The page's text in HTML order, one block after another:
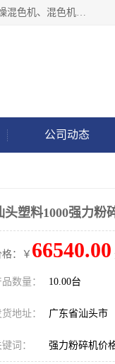
汕头经济特区震龙塑料机械有限公司专注于制造强力粉碎机、静音粉碎机、塑料粉碎机、强力塑料粉碎机、干燥混色机、混色机、冷水机、上料机等塑料辅助机械。
公司动态
头塑料1000强力粉
：￥ 66540.00
数量： 10.00台
地址： 广东省汕头市
词： 强力粉碎机价